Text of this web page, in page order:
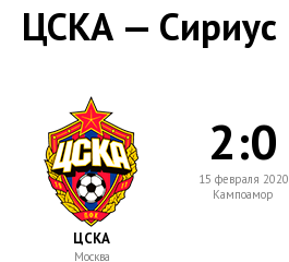
ЦСКА — Сириус
ЦСКА
Москва
2:0
15 февраля 2020
Кампоамор